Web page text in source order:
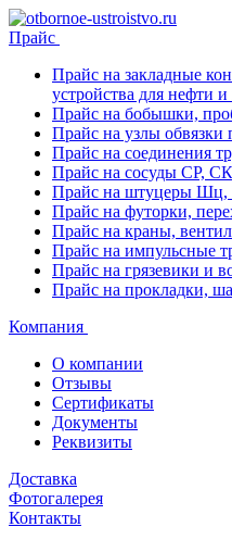
Прайс
Прайс на закладные
устройства для нефти
Прайс на бобышки,
Прайс на узлы обвязки
Прайс на соединения
Прайс на сосуды СР,
Прайс на штуцеры
Прайс на футорки,
Прайс на краны,
Прайс на импульсные
Прайс на грязевики и
Прайс на прокладки,
Компания
О компании
Отзывы
Сертификаты
Документы
Реквизиты
Доставка
Фотогалерея
Контакты